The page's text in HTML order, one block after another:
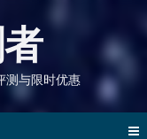
测与限时优惠